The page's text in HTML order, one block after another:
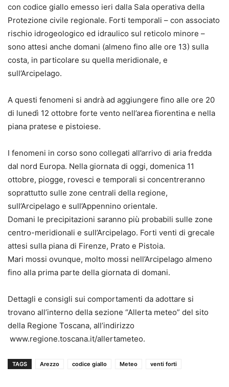
con codice giallo emesso ieri dalla Sala operativa della
Protezione civile regionale. Forti temporali – con associato
rischio idrogeologico ed idraulico sul reticolo minore –
sono attesi anche domani (almeno fino alle ore 13) sulla
costa, in particolare su quella meridionale, e
sull’Arcipelago.
A questi fenomeni si andrà ad aggiungere fino alle ore 20
di lunedì 12 ottobre forte vento nell’area fiorentina e nella
piana pratese e pistoiese.
I fenomeni in corso sono collegati all’arrivo di aria fredda
dal nord Europa. Nella giornata di oggi, domenica 11
ottobre, piogge, rovesci e temporali si concentreranno
soprattutto sulle zone centrali della regione,
sull’Arcipelago e sull’Appennino orientale.
Domani le precipitazioni saranno più probabili sulle zone
centro-meridionali e sull’Arcipelago. Forti venti di grecale
attesi sulla piana di Firenze, Prato e Pistoia.
Mari mossi ovunque, molto mossi nell’Arcipelago almeno
fino alla prima parte della giornata di domani.
Dettagli e consigli sui comportamenti da adottare si
trovano all’interno della sezione “Allerta meteo” del sito
della Regione Toscana, all’indirizzo
www.regione.toscana.it/allertameteo.
TAGS Arezzo codice giallo Meteo venti forti